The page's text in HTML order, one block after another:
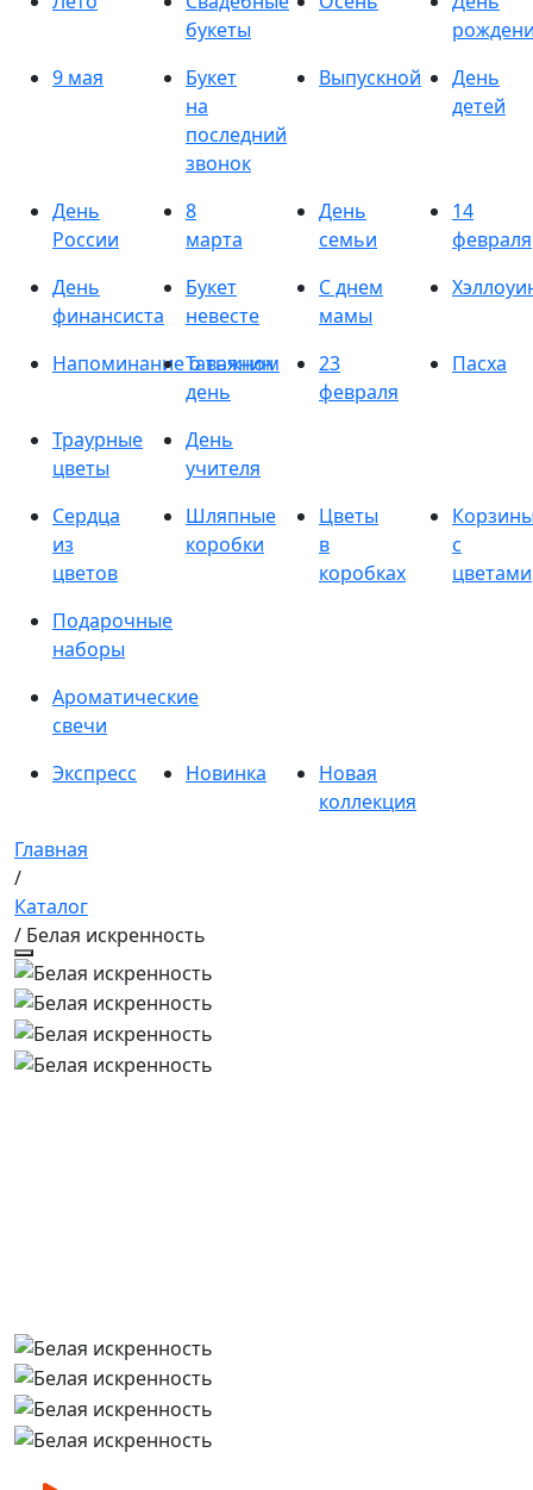
букеты
9 мая
Букет
на
последний
звонок
Выпускной
День
детей
День
России
8
марта
День
семьи
14
февраля
День
финансиста
Букет
невесте
С днем
мамы
Напоминание о важном
Татьянин
день
23
февраля
Пасха
Траурные
цветы
День
учителя
Сердца
из
цветов
Шляпные
коробки
Цветы
в
коробках
с
цветами
Подарочные
наборы
Ароматические
свечи
Экспресс
Новинка
Новая
коллекция
Главная
/
Каталог
/ Белая искренность